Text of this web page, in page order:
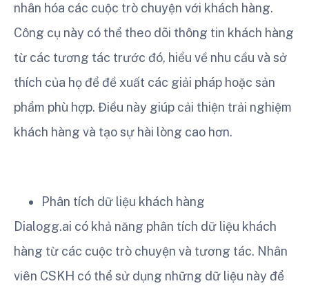
nhân hóa các cuộc trò chuyện với khách hàng.
Công cụ này có thể theo dõi thông tin khách hàng
từ các tương tác trước đó, hiểu về nhu cầu và sở
thích của họ để đề xuất các giải pháp hoặc sản
phẩm phù hợp. Điều này giúp cải thiện trải nghiệm
khách hàng và tạo sự hài lòng cao hơn.
Phân tích dữ liệu khách hàng
Dialogg.ai có khả năng phân tích dữ liệu khách
hàng từ các cuộc trò chuyện và tương tác. Nhân
viên CSKH có thể sử dụng những dữ liệu này để